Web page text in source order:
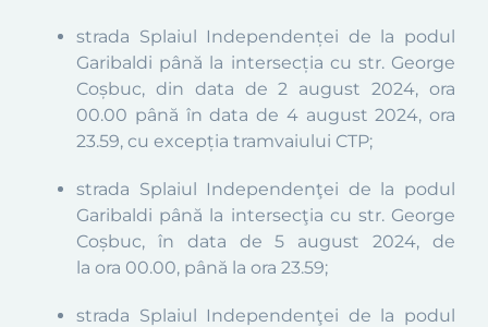
strada Splaiul Independenței de la podul
Garibaldi până la intersecţia cu str. George
Coșbuc, din data de 2 august 2024, ora
00.00 până în data de 4 august 2024, ora
23.59, cu excepția tramvaiului CTP;
strada Splaiul Independenţei de la podul
Garibaldi până la intersecţia cu str. George
Coșbuc, în data de 5 august 2024,de
la ora 00.00, până la ora 23.59;
strada Splaiul Independenţei de la podul